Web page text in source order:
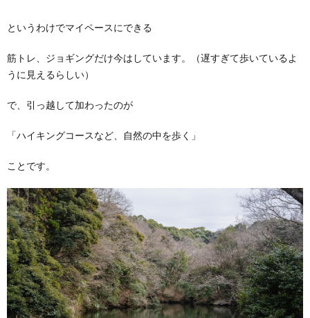
というわけでマイペースにできる
筋トレ、ジョギングだけ今はしています。（遅すぎて歩いているよ
うに見えるらしい）
で、引っ越して加わったのが
「ハイキングコースなど、自然の中を歩く」
ことです。